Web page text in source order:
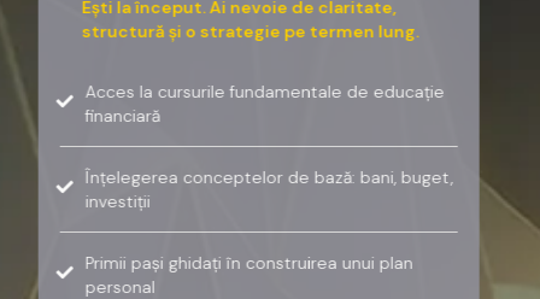
Ești la început. Ai nevoie de claritate,
structură și o strategie pe termen lung.
Acces la cursurile fundamentale de educație
financiară
Înțelegerea conceptelor de bază: bani, buget,
investiții
Primii pași ghidați în construirea unui plan
personal